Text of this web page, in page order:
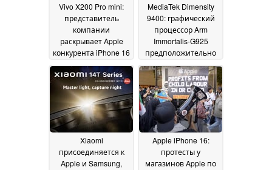
Vivo X200 Pro mini:
представитель
компании
раскрывает Apple
конкурента iPhone 16
Pro на фоне слухов о
характеристиках
камеры нового
компактного
флагмана26 September
2024
MediaTek Dimensity
9400: графический
процессор Arm
Immortalis-G925
предположительно
превосходит Apple
M4 в GFXBench23
September 2024
Xiaomi
присоединяется к
Apple и Samsung,
Apple iPhone 16:
протесты у
магазинов Apple по